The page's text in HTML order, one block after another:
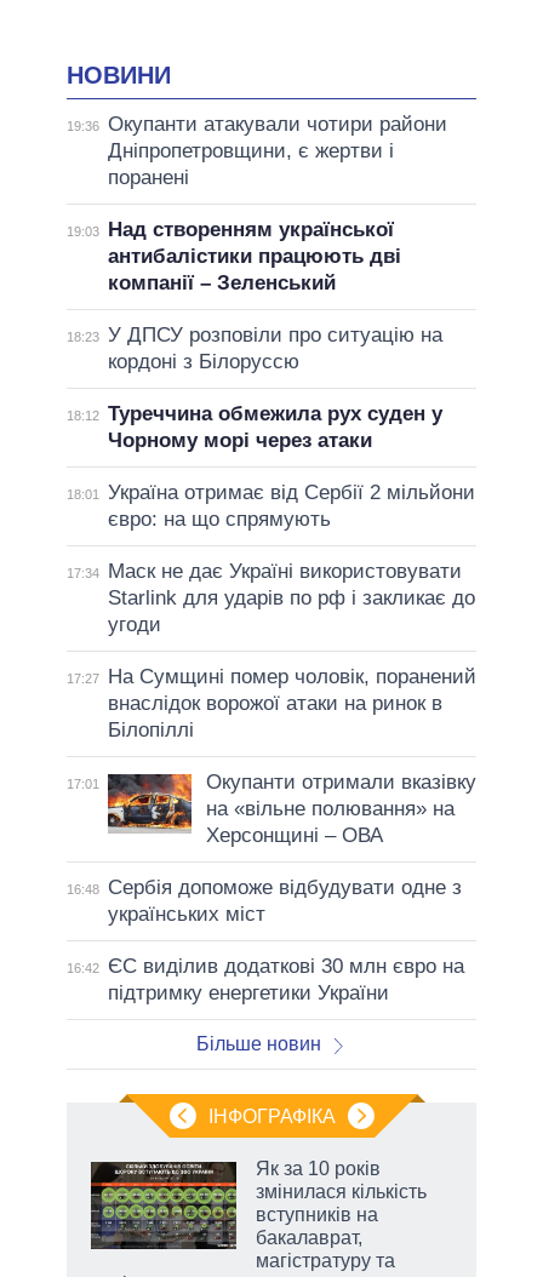
НОВИНИ
19:36 Окупанти атакували чотири райони
Дніпропетровщини, є жертви і
поранені
19:03
Над створенням української
антибалістики працюють дві
компанії – Зеленський
18:23 У ДПСУ розповіли про ситуацію на
кордоні з Білоруссю
18:12 Туреччина обмежила рух суден у
Чорному морі через атаки
18:01
Україна отримає від Сербії 2 мільйони
євро: на що спрямують
17:34
Маск не дає Україні використовувати
Starlink для ударів по рф і закликає до
угоди
17:27
На Сумщині помер чоловік, поранений
внаслідок ворожої атаки на ринок в
Білопіллі
17:01
Окупанти отримали вказівку
на «вільне полювання» на
Херсонщині – ОВА
16:48
Сербія допоможе відбудувати одне з
українських міст
16:42
ЄС виділив додаткові 30 млн євро на
підтримку енергетики України
Більше новин
ІНФОГРАФІКА
Як за 10 років
змінилася кількість
вступників на
бакалаврат,
магістратуру та